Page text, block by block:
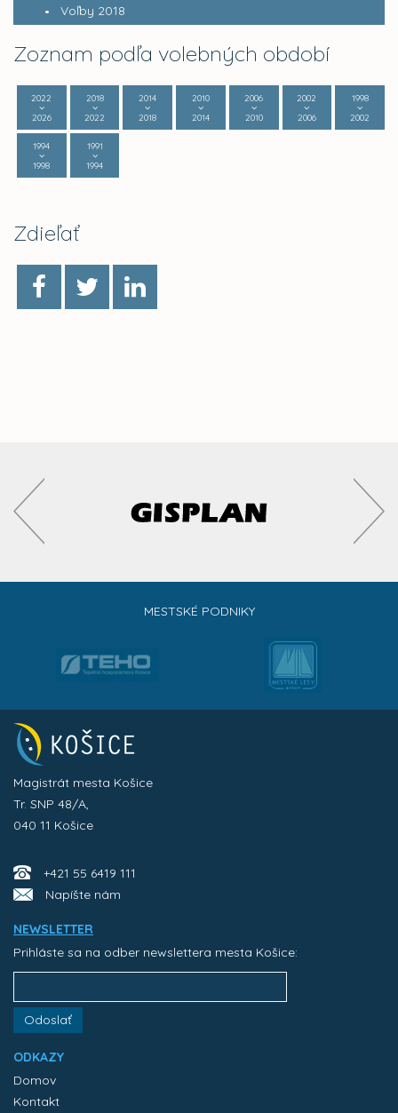
Voľby 2018
Zoznam podľa volebných období
2022
2026
2018
2022
2014
2018
2010
2014
2006
2010
2002
2006
1998
2002
1994
1998
1991
1994
Zdieľať
MESTSKÉ PODNIKY
Magistrát mesta Košice
Tr. SNP 48/A,
040 11 Košice
+421 55 6419 111
Napíšte nám
NEWSLETTER
Prihláste sa na odber newslettera mesta Košice:
Odoslať
ODKAZY
Domov
Kontakt